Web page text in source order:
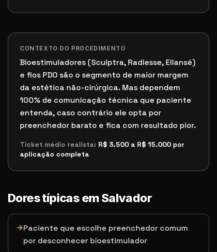
CONTEXTO DO PROCEDIMENTO
Bioestimuladores (Sculptra, Radiesse, Ellansé)
e fios PDO são o segmento de maior margem
da estética não-cirúrgica. Mas dependem
100% de comunicação técnica que paciente
entenda, caso contrário ele opta por
preenchedor barato e fica com resultado pior.
Ticket médio realista: R$ 3.500 a R$ 15.000 por
aplicação completa
Dores típicas em Salvador
→Paciente que escolhe preenchedor comum
por desconhecer bioestimulador